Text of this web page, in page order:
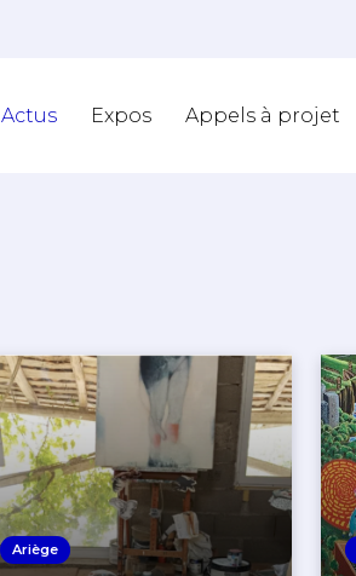
Actus Expos Appels à projet
Ariège